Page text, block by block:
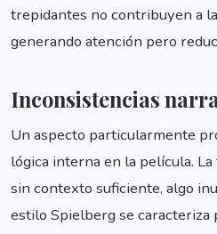
trepidantes no contribuyen a
generando atención pero
Inconsistencias
Un aspecto particularmente
lógica interna en la película.
sin contexto suficiente, algo
estilo Spielberg se